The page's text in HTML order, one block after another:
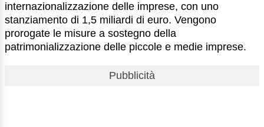
internazionalizzazione delle imprese, con uno
stanziamento di 1,5 miliardi di euro. Vengono
prorogate le misure a sostegno della
patrimonializzazione delle piccole e medie imprese.
Pubblicità